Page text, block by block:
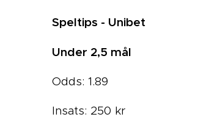
Speltips - Unibet
Under 2,5 mål
Odds: 1.89
Insats: 250 kr